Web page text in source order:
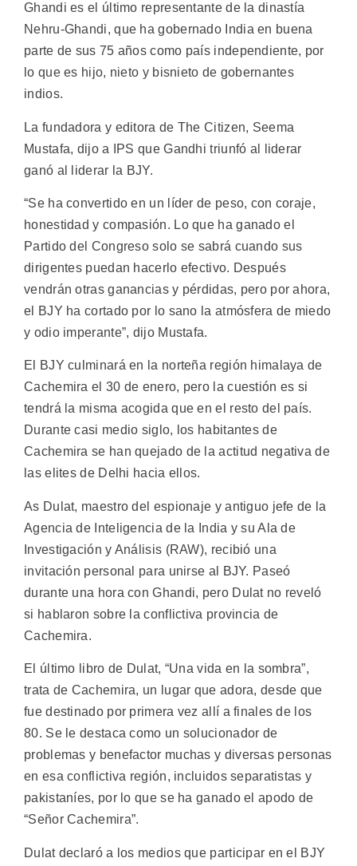
Ghandi es el último representante de la dinastía
Nehru-Ghandi, que ha gobernado India en buena
parte de sus 75 años como país independiente, por
lo que es hijo, nieto y bisnieto de gobernantes
indios.
La fundadora y editora de The Citizen, Seema
Mustafa, dijo a IPS que Gandhi triunfó al liderar
ganó al liderar la BJY.
“Se ha convertido en un líder de peso, con coraje,
honestidad y compasión. Lo que ha ganado el
Partido del Congreso solo se sabrá cuando sus
dirigentes puedan hacerlo efectivo. Después
vendrán otras ganancias y pérdidas, pero por ahora,
el BJY ha cortado por lo sano la atmósfera de miedo
y odio imperante”, dijo Mustafa.
El BJY culminará en la norteña región himalaya de
Cachemira el 30 de enero, pero la cuestión es si
tendrá la misma acogida que en el resto del país.
Durante casi medio siglo, los habitantes de
Cachemira se han quejado de la actitud negativa de
las elites de Delhi hacia ellos.
As Dulat, maestro del espionaje y antiguo jefe de la
Agencia de Inteligencia de la India y su Ala de
Investigación y Análisis (RAW), recibió una
invitación personal para unirse al BJY. Paseó
durante una hora con Ghandi, pero Dulat no reveló
si hablaron sobre la conflictiva provincia de
Cachemira.
El último libro de Dulat, “Una vida en la sombra”,
trata de Cachemira, un lugar que adora, desde que
fue destinado por primera vez allí a finales de los
80. Se le destaca como un solucionador de
problemas y benefactor muchas y diversas personas
en esa conflictiva región, incluidos separatistas y
pakistaníes, por lo que se ha ganado el apodo de
“Señor Cachemira”.
Dulat declaró a los medios que participar en el BJY